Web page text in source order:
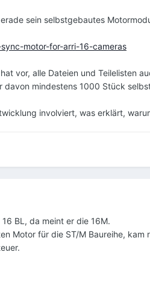
sein selbstgebautes
motor-for-arri-16-cameras
vor, alle Dateien und Teilelisten
davon mindestens 1000 Stück
involviert, was erklärt,
BL, da meint er die 16M.
Motor für die ST/M Baureihe,